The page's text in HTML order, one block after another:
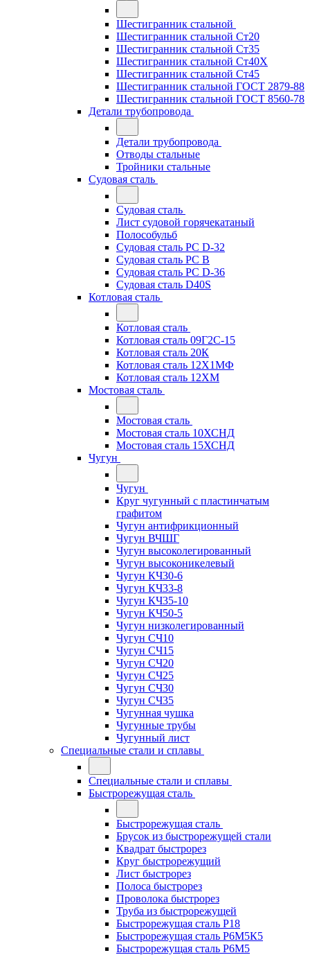
Шестигранник стальной
Шестигранник стальной Ст20
Шестигранник стальной Ст35
Шестигранник стальной Ст40Х
Шестигранник стальной Ст45
Шестигранник стальной ГОСТ 2879-88
Шестигранник стальной ГОСТ 8560-78
Детали трубопровода
Детали трубопровода
Отводы стальные
Тройники стальные
Судовая сталь
Судовая сталь
Лист судовой горячекатаный
Полособульб
Судовая сталь РС D-32
Судовая сталь РС В
Судовая сталь РС D-36
Судовая сталь D40S
Котловая сталь
Котловая сталь
Котловая сталь 09Г2С-15
Котловая сталь 20К
Котловая сталь 12Х1МФ
Котловая сталь 12ХМ
Мостовая сталь
Мостовая сталь
Мостовая сталь 10ХСНД
Мостовая сталь 15ХСНД
Чугун
Чугун
Круг чугунный с пластинчатым
графитом
Чугун антифрикционный
Чугун ВЧШГ
Чугун высоколегированный
Чугун высоконикелевый
Чугун КЧ30-6
Чугун КЧ33-8
Чугун КЧ35-10
Чугун КЧ50-5
Чугун низколегированный
Чугун СЧ10
Чугун СЧ15
Чугун СЧ20
Чугун СЧ25
Чугун СЧ30
Чугун СЧ35
Чугунная чушка
Чугунные трубы
Чугунный лист
Специальные стали и сплавы
Специальные стали и сплавы
Быстрорежущая сталь
Быстрорежущая сталь
Брусок из быстрорежущей стали
Квадрат быстрорез
Круг быстрорежущий
Лист быстрорез
Полоса быстрорез
Проволока быстрорез
Труба из быстрорежущей
Быстрорежущая сталь Р18
Быстрорежущая сталь Р6М5К5
Быстрорежущая сталь Р6М5